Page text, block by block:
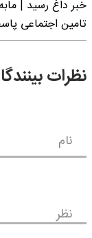
خبر داغ رسید |
تامین اجتماعی
نظرات
نام
نظر